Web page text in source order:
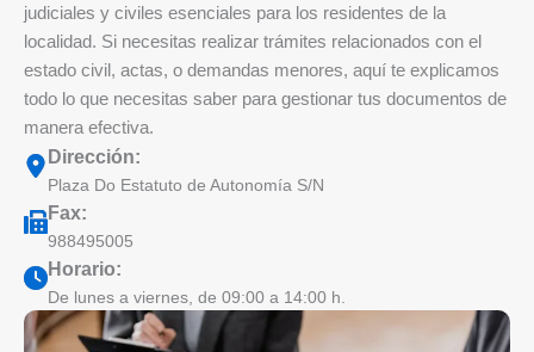
judiciales y civiles esenciales para los residentes de la
localidad. Si necesitas realizar trámites relacionados con el
estado civil, actas, o demandas menores, aquí te explicamos
todo lo que necesitas saber para gestionar tus documentos de
manera efectiva.
Dirección:
Plaza Do Estatuto de Autonomía S/N
Fax:
988495005
Horario:
De lunes a viernes, de 09:00 a 14:00 h.